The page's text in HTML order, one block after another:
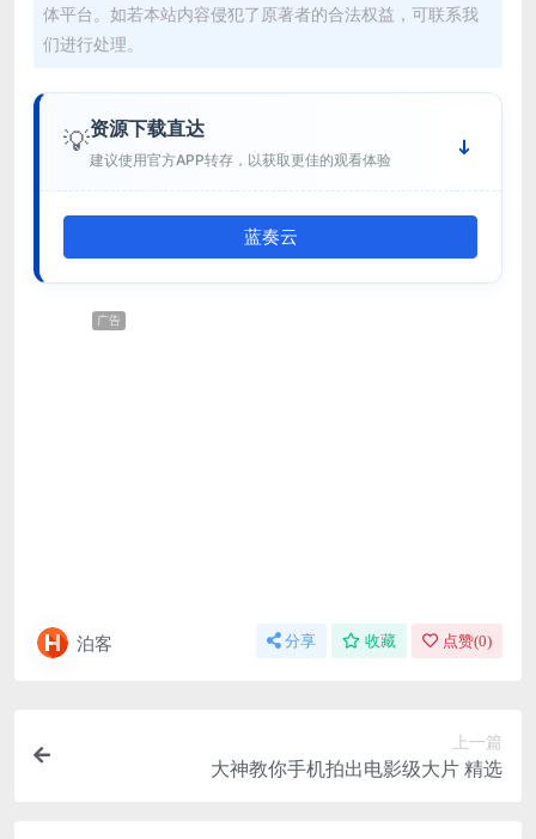
体平台。如若本站内容侵犯了原著者的合法权益，可联系我
们进行处理。
💡资源下载直达
建议使用官方APP转存，以获取更佳的观看体验
蓝奏云
广告
泊客 分享 收藏 点赞(0)
上一篇
大神教你手机拍出电影级大片 精选